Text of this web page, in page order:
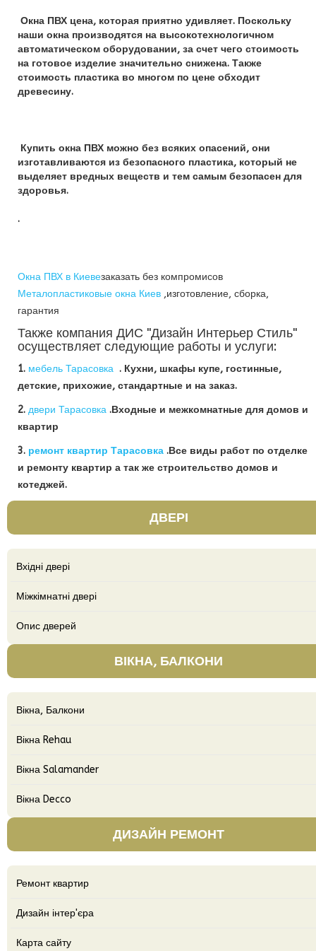
Окна ПВХ цена, которая приятно удивляет. Поскольку
наши окна производятся на высокотехнологичном
автоматическом оборудовании, за счет чего стоимость
на готовое изделие значительно снижена. Также
стоимость пластика во многом по цене обходит
древесину.
Купить окна ПВХ можно без всяких опасений, они
изготавливаются из безопасного пластика, который не
выделяет вредных веществ и тем самым безопасен для
здоровья.
.
Окна ПВХ в Киевезаказать без компромисов
Металопластиковые окна Киев ,изготовление, сборка,
гарантия
Также компания ДИС "Дизайн Интерьер Стиль"
осуществляет следующие работы и услуги:
1. мебель Тарасовка . Кухни, шкафы купе, гостинные,
детские, прихожие, стандартные и на заказ.
2. двери Тарасовка .Входные и межкомнатные для домов и
квартир
3. ремонт квартир Тарасовка .Все виды работ по отделке
и ремонту квартир а так же строительство домов и
котеджей.
ДВЕРІ
Вхідні двері
Міжкімнатні двері
Опис дверей
ВІКНА, БАЛКОНИ
Вікна, Балкони
Вікна Rehau
Вікна Salamander
Вікна Decco
ДИЗАЙН РЕМОНТ
Ремонт квартир
Дизайн інтер'єра
Карта сайту